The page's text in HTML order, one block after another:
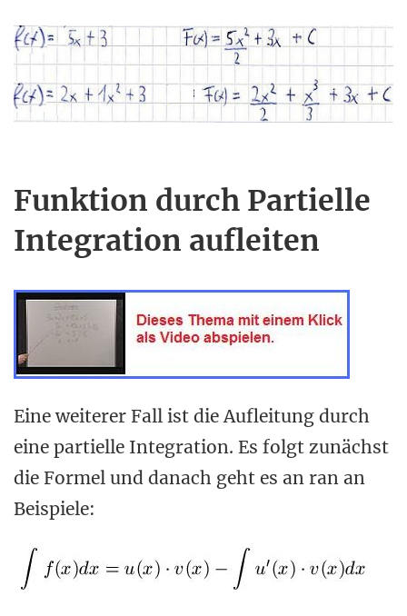
Funktion durch Partielle
Integration aufleiten
Eine weiterer Fall ist die Aufleitung durch
eine partielle Integration. Es folgt zunächst
die Formel und danach geht es an ran an
Beispiele: